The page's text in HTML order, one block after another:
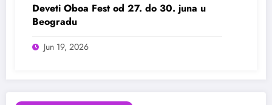
Deveti Oboa Fest od 27. do 30. juna u
Beogradu
Jun 19, 2026